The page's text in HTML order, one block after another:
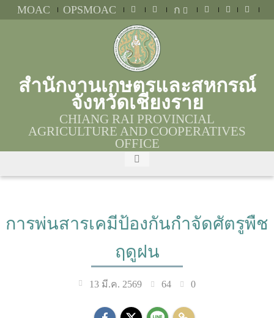
MOAC OPSMOAC ก
สำนักงานเกษตรและสหกรณ์
จังหวัดเชียงราย
CHIANG RAI PROVINCIAL
AGRICULTURE AND COOPERATIVES
OFFICE
การพ่นสารเคมีป้องกันกำจัดศัตรูพืช
ฤดูฝน
13 มี.ค. 2569 64 0